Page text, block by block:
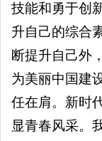
技能和勇于创
升自己的综合
断提升自己外
为美丽中国建
任在肩。新时
显青春风采。